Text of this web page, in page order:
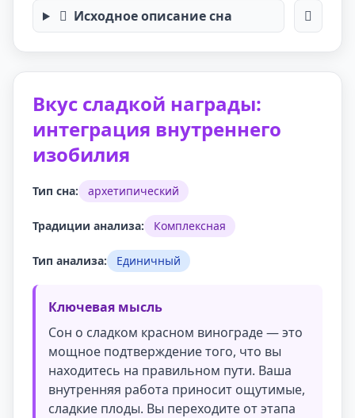
Исходное описание сна
Вкус сладкой награды:
интеграция внутреннего
изобилия
Тип сна: архетипический
Традиции анализа: Комплексная
Тип анализа: Единичный
Ключевая мысль
Сон о сладком красном винограде — это
мощное подтверждение того, что вы
находитесь на правильном пути. Ваша
внутренняя работа приносит ощутимые,
сладкие плоды. Вы переходите от этапа